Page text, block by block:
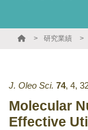
研究業績
J. Oleo Sci. 74, 4,
Molecular
Effective